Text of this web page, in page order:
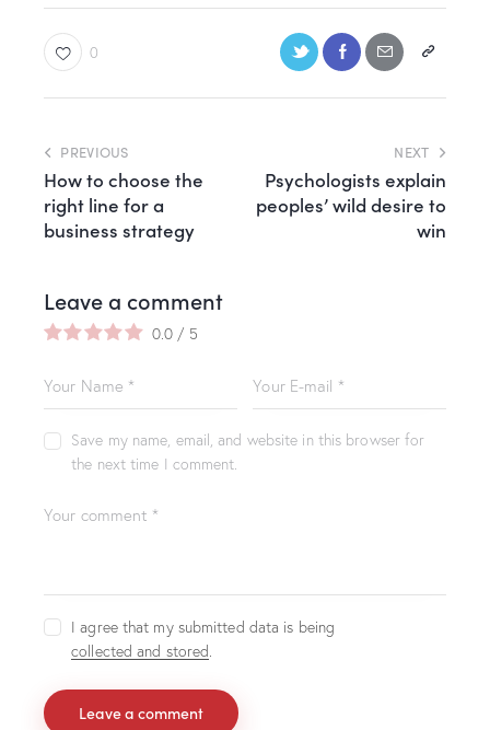
0
PREVIOUS
How to choose the
right line for a
business strategy
NEXT
Psychologists explain
peoples’ wild desire to
win
Leave a comment
0.0 / 5
Save my name, email, and website in this browser for
the next time I comment.
I agree that my submitted data is being
collected and stored.